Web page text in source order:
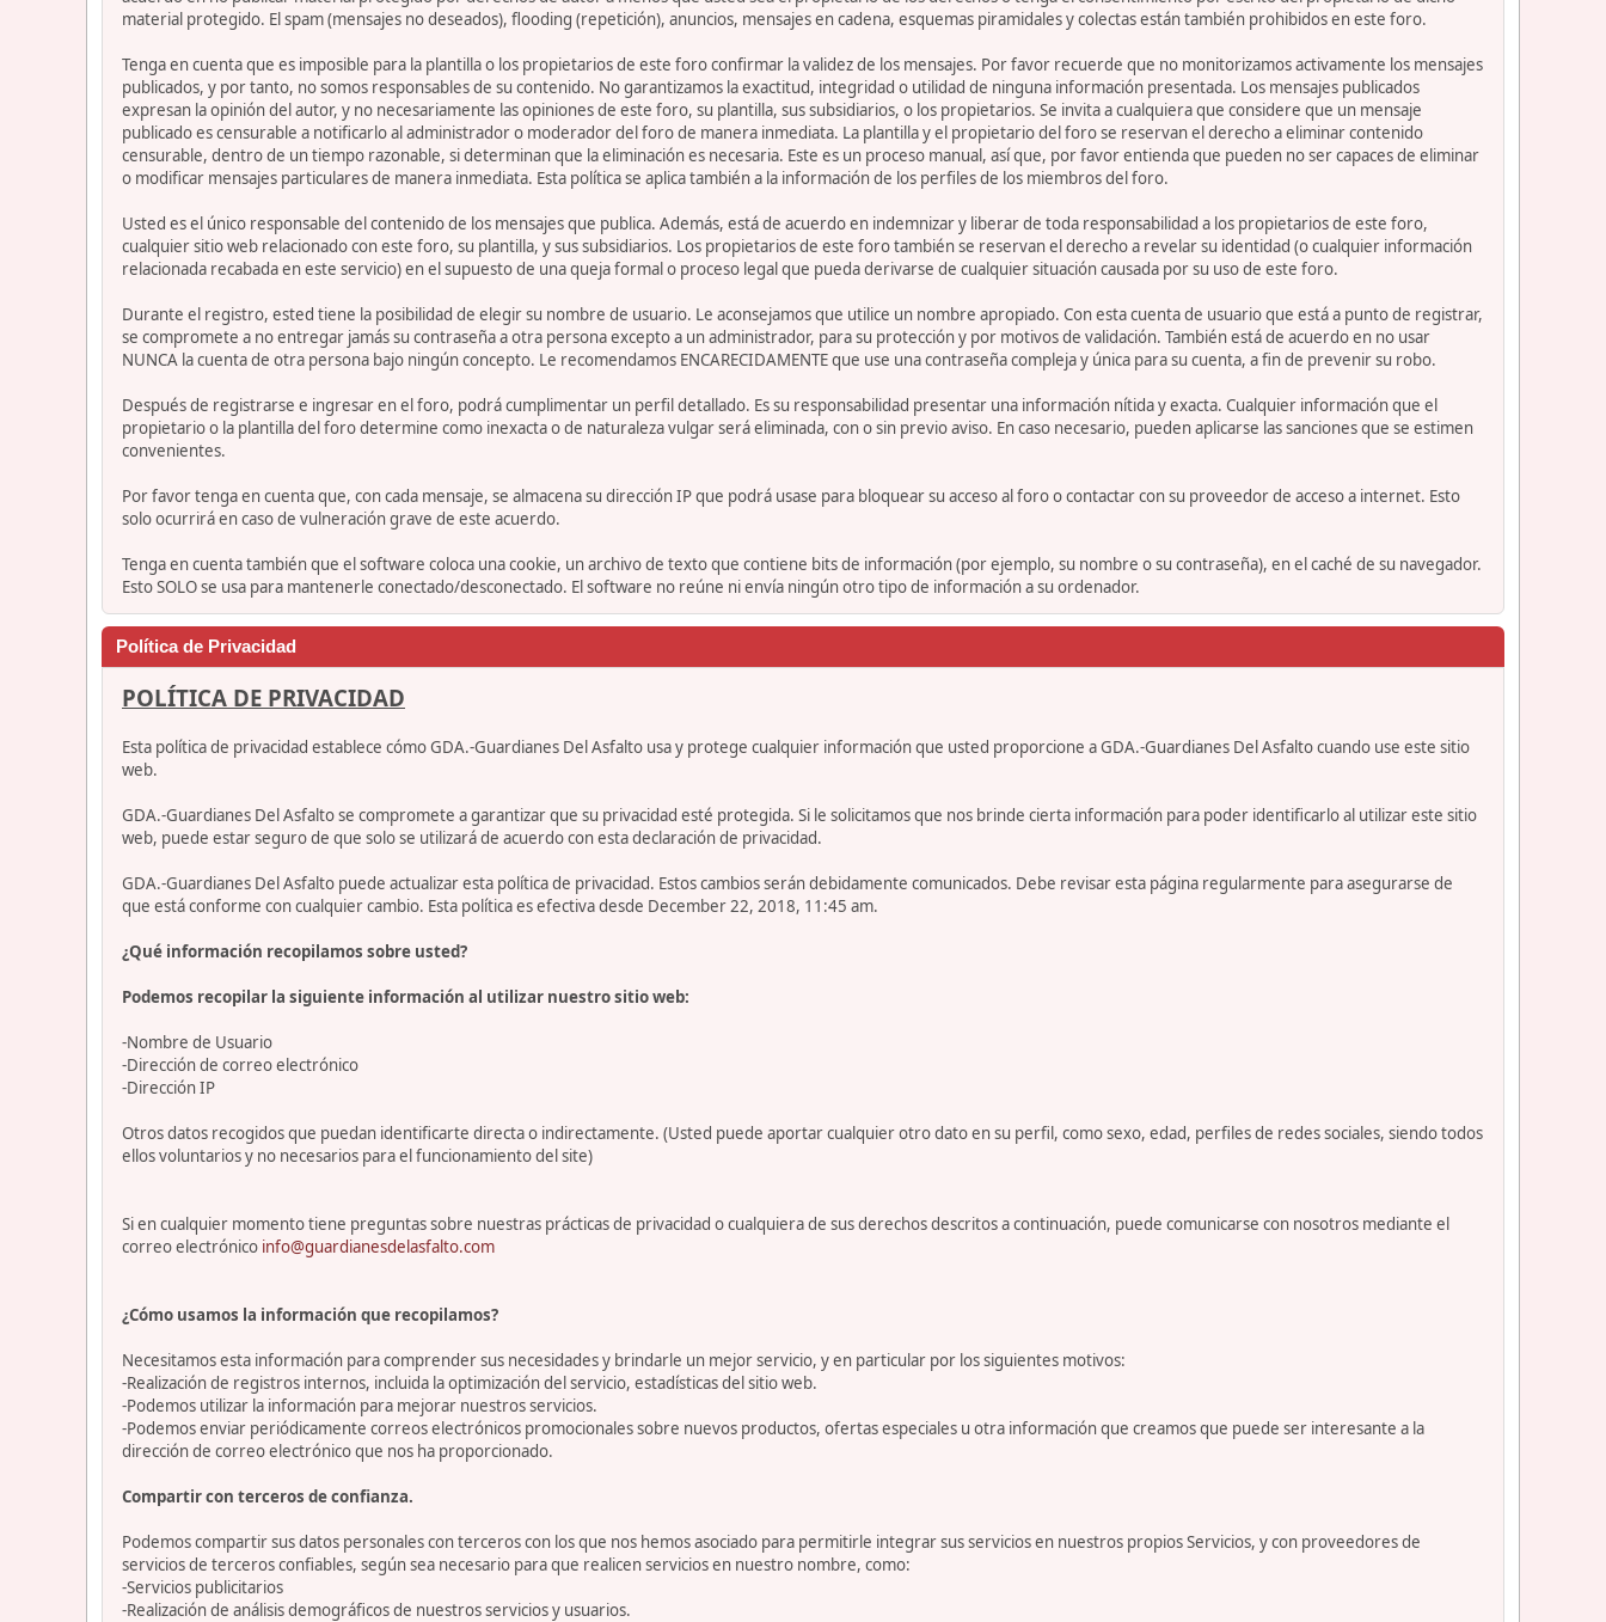
material protegido. El spam (mensajes no deseados), flooding (repetición), anuncios, mensajes en cadena, esquemas piramidales y colectas están también prohibidos en este foro.
Tenga en cuenta que es imposible para la plantilla o los propietarios de este foro confirmar la validez de los mensajes. Por favor recuerde que no monitorizamos activamente los mensajes
publicados, y por tanto, no somos responsables de su contenido. No garantizamos la exactitud, integridad o utilidad de ninguna información presentada. Los mensajes publicados
expresan la opinión del autor, y no necesariamente las opiniones de este foro, su plantilla, sus subsidiarios, o los propietarios. Se invita a cualquiera que considere que un mensaje
publicado es censurable a notificarlo al administrador o moderador del foro de manera inmediata. La plantilla y el propietario del foro se reservan el derecho a eliminar contenido
censurable, dentro de un tiempo razonable, si determinan que la eliminación es necesaria. Este es un proceso manual, así que, por favor entienda que pueden no ser capaces de eliminar
o modificar mensajes particulares de manera inmediata. Esta política se aplica también a la información de los perfiles de los miembros del foro.
Usted es el único responsable del contenido de los mensajes que publica. Además, está de acuerdo en indemnizar y liberar de toda responsabilidad a los propietarios de este foro,
cualquier sitio web relacionado con este foro, su plantilla, y sus subsidiarios. Los propietarios de este foro también se reservan el derecho a revelar su identidad (o cualquier información
relacionada recabada en este servicio) en el supuesto de una queja formal o proceso legal que pueda derivarse de cualquier situación causada por su uso de este foro.
Durante el registro, ested tiene la posibilidad de elegir su nombre de usuario. Le aconsejamos que utilice un nombre apropiado. Con esta cuenta de usuario que está a punto de registrar,
se compromete a no entregar jamás su contraseña a otra persona excepto a un administrador, para su protección y por motivos de validación. También está de acuerdo en no usar
NUNCA la cuenta de otra persona bajo ningún concepto. Le recomendamos ENCARECIDAMENTE que use una contraseña compleja y única para su cuenta, a fin de prevenir su robo.
Después de registrarse e ingresar en el foro, podrá cumplimentar un perfil detallado. Es su responsabilidad presentar una información nítida y exacta. Cualquier información que el
propietario o la plantilla del foro determine como inexacta o de naturaleza vulgar será eliminada, con o sin previo aviso. En caso necesario, pueden aplicarse las sanciones que se estimen
convenientes.
Por favor tenga en cuenta que, con cada mensaje, se almacena su dirección IP que podrá usase para bloquear su acceso al foro o contactar con su proveedor de acceso a internet. Esto
solo ocurrirá en caso de vulneración grave de este acuerdo.
Tenga en cuenta también que el software coloca una cookie, un archivo de texto que contiene bits de información (por ejemplo, su nombre o su contraseña), en el caché de su navegador.
Esto SOLO se usa para mantenerle conectado/desconectado. El software no reúne ni envía ningún otro tipo de información a su ordenador.
Política de Privacidad
POLÍTICA DE PRIVACIDAD
Esta política de privacidad establece cómo GDA.-Guardianes Del Asfalto usa y protege cualquier información que usted proporcione a GDA.-Guardianes Del Asfalto cuando use este sitio
web.
GDA.-Guardianes Del Asfalto se compromete a garantizar que su privacidad esté protegida. Si le solicitamos que nos brinde cierta información para poder identificarlo al utilizar este sitio
web, puede estar seguro de que solo se utilizará de acuerdo con esta declaración de privacidad.
GDA.-Guardianes Del Asfalto puede actualizar esta política de privacidad. Estos cambios serán debidamente comunicados. Debe revisar esta página regularmente para asegurarse de
que está conforme con cualquier cambio. Esta política es efectiva desde December 22, 2018, 11:45 am.
¿Qué información recopilamos sobre usted?
Podemos recopilar la siguiente información al utilizar nuestro sitio web:
-Nombre de Usuario
-Dirección de correo electrónico
-Dirección IP
Otros datos recogidos que puedan identificarte directa o indirectamente. (Usted puede aportar cualquier otro dato en su perfil, como sexo, edad, perfiles de redes sociales, siendo todos
ellos voluntarios y no necesarios para el funcionamiento del site)
Si en cualquier momento tiene preguntas sobre nuestras prácticas de privacidad o cualquiera de sus derechos descritos a continuación, puede comunicarse con nosotros mediante el
correo electrónico info@guardianesdelasfalto.com
¿Cómo usamos la información que recopilamos?
Necesitamos esta información para comprender sus necesidades y brindarle un mejor servicio, y en particular por los siguientes motivos:
-Realización de registros internos, incluida la optimización del servicio, estadísticas del sitio web.
-Podemos utilizar la información para mejorar nuestros servicios.
-Podemos enviar periódicamente correos electrónicos promocionales sobre nuevos productos, ofertas especiales u otra información que creamos que puede ser interesante a la
dirección de correo electrónico que nos ha proporcionado.
Compartir con terceros de confianza.
Podemos compartir sus datos personales con terceros con los que nos hemos asociado para permitirle integrar sus servicios en nuestros propios Servicios, y con proveedores de
servicios de terceros confiables, según sea necesario para que realicen servicios en nuestro nombre, como:
-Servicios publicitarios
-Realización de análisis demográficos de nuestros servicios y usuarios.